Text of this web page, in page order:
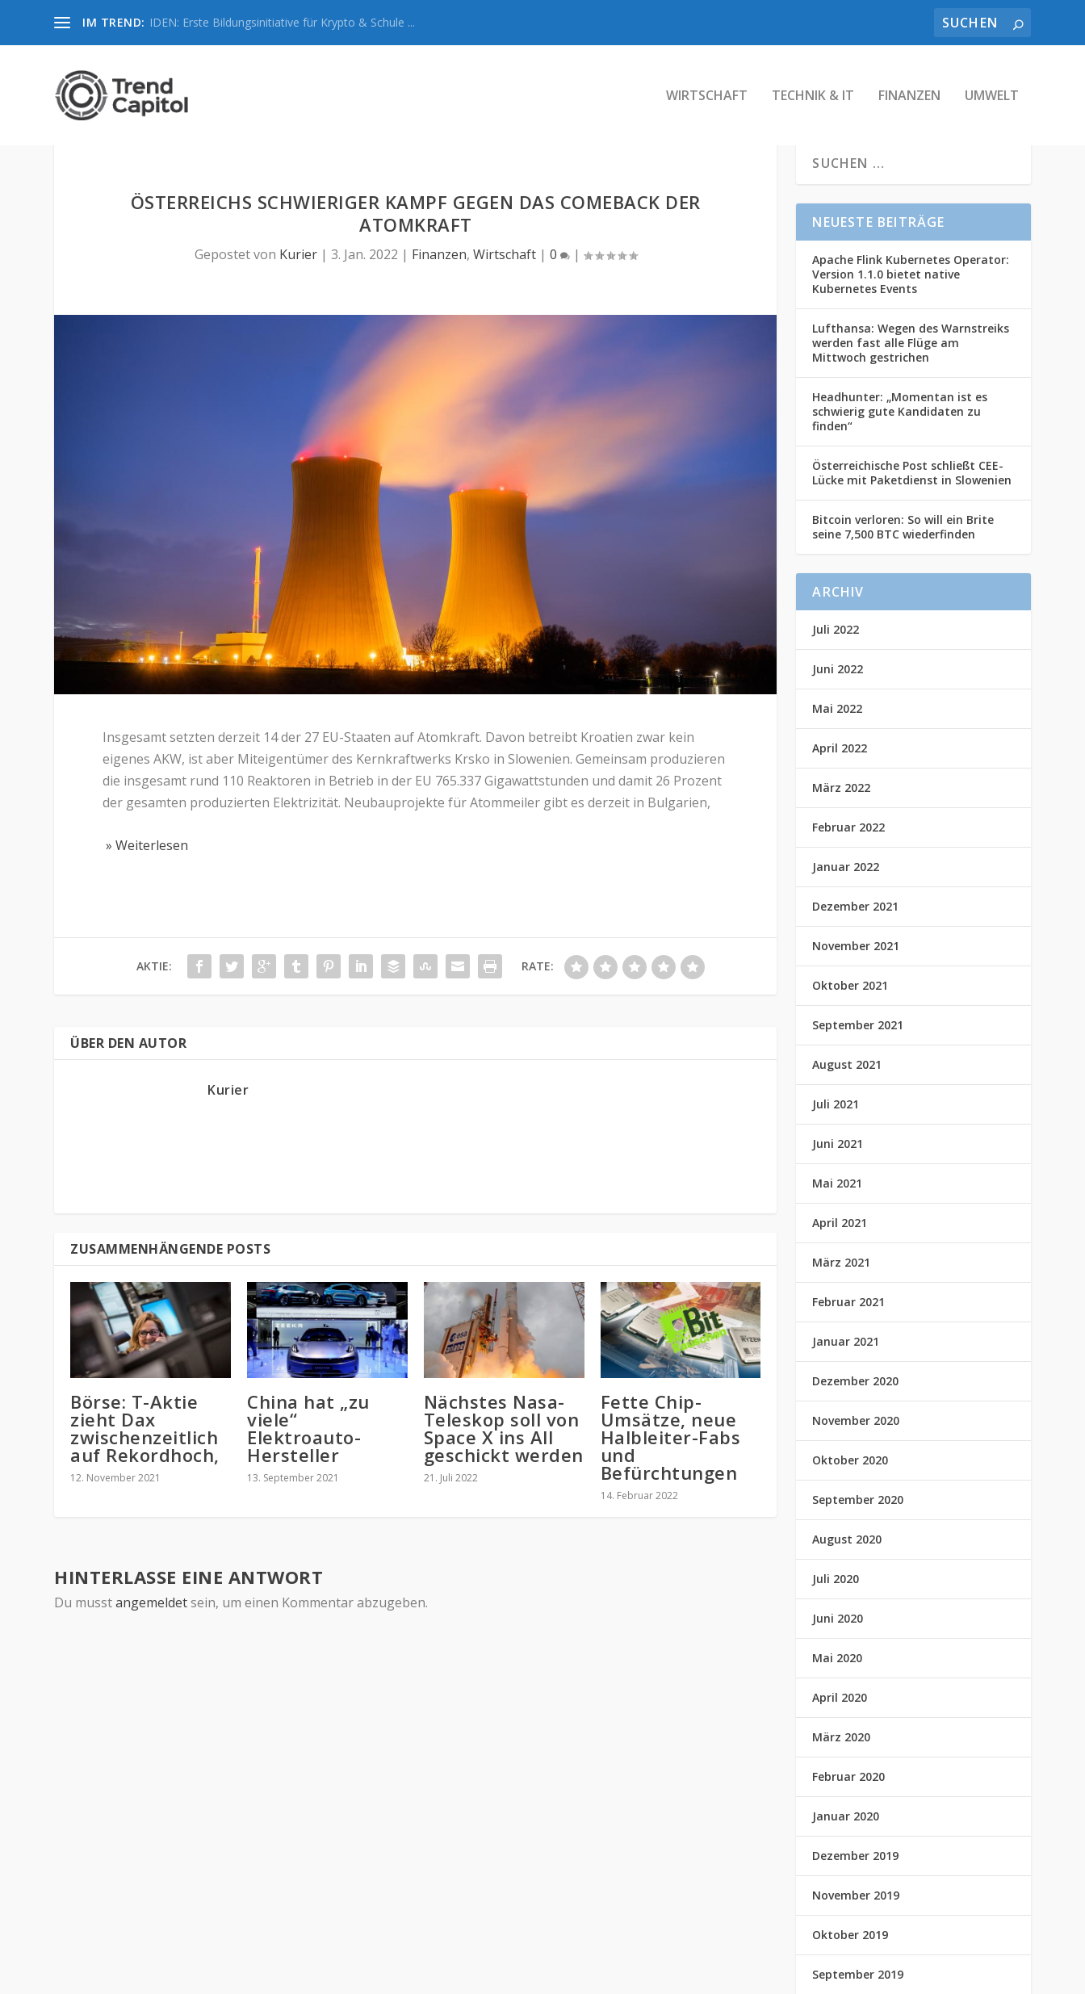
IM TREND: IDEN: Erste Bildungsinitiative für Krypto & Schule ...
WIRTSCHAFT TECHNIK & IT FINANZEN UMWELT
ÖSTERREICHS SCHWIERIGER KAMPF GEGEN DAS COMEBACK DER
ATOMKRAFT
Gepostet von Kurier| 3. Jan. 2022 | Finanzen, Wirtschaft| 0 |
Insgesamt setzten derzeit 14 der 27 EU-Staaten auf Atomkraft. Davon betreibt Kroatien zwar kein
eigenes AKW, ist aber Miteigentümer des Kernkraftwerks Krsko in Slowenien. Gemeinsam produzieren
die insgesamt rund 110 Reaktoren in Betrieb in der EU 765.337 Gigawattstunden und damit 26 Prozent
der gesamten produzierten Elektrizität. Neubauprojekte für Atommeiler gibt es derzeit in Bulgarien,
» Weiterlesen
AKTIE: RATE:
ÜBER DEN AUTOR
Kurier
ZUSAMMENHÄNGENDE POSTS
Börse: T-Aktie
zieht Dax
zwischenzeitlich
auf Rekordhoch,
12. November 2021
China hat „zu
viele“
Elektroauto-
Hersteller
13. September 2021
Nächstes Nasa-
Teleskop soll von
Space X ins All
geschickt werden
21. Juli 2022
Fette Chip-
Umsätze, neue
Halbleiter-Fabs
und
Befürchtungen
14. Februar 2022
HINTERLASSE EINE ANTWORT
Du musstangemeldetsein, um einen Kommentar abzugeben.
NEUESTE BEITRÄGE
Apache Flink Kubernetes Operator:
Version 1.1.0 bietet native
Kubernetes Events
Lufthansa: Wegen des Warnstreiks
werden fast alle Flüge am
Mittwoch gestrichen
Headhunter: „Momentan ist es
schwierig gute Kandidaten zu
finden“
Österreichische Post schließt CEE-
Lücke mit Paketdienst in Slowenien
Bitcoin verloren: So will ein Brite
seine 7,500 BTC wiederfinden
ARCHIV
Juli 2022
Juni 2022
Mai 2022
April 2022
März 2022
Februar 2022
Januar 2022
Dezember 2021
November 2021
Oktober 2021
September 2021
August 2021
Juli 2021
Juni 2021
Mai 2021
April 2021
März 2021
Februar 2021
Januar 2021
Dezember 2020
November 2020
Oktober 2020
September 2020
August 2020
Juli 2020
Juni 2020
Mai 2020
April 2020
März 2020
Februar 2020
Januar 2020
Dezember 2019
November 2019
Oktober 2019
September 2019